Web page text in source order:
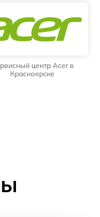
центр Acer в
Красноярске